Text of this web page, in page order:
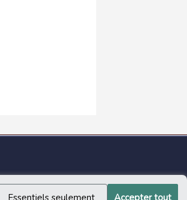
Essentiels seulement Accepter tout